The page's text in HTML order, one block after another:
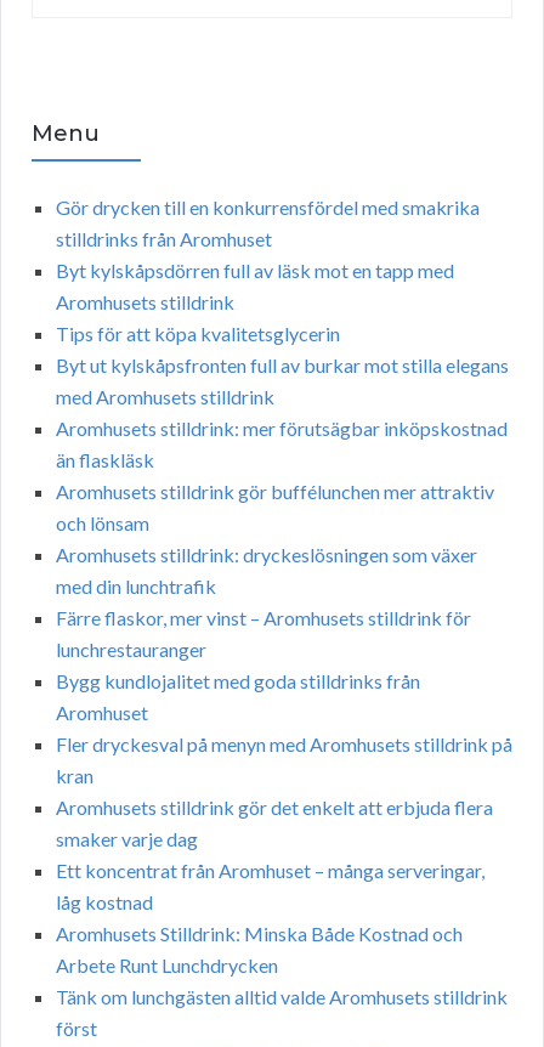
Menu
Gör drycken till en konkurrensfördel med smakrika
stilldrinks från Aromhuset
Byt kylskåpsdörren full av läsk mot en tapp med
Aromhusets stilldrink
Tips för att köpa kvalitetsglycerin
Byt ut kylskåpsfronten full av burkar mot stilla elegans
med Aromhusets stilldrink
Aromhusets stilldrink: mer förutsägbar inköpskostnad
än flaskläsk
Aromhusets stilldrink gör buffélunchen mer attraktiv
och lönsam
Aromhusets stilldrink: dryckeslösningen som växer
med din lunchtrafik
Färre flaskor, mer vinst – Aromhusets stilldrink för
lunchrestauranger
Bygg kundlojalitet med goda stilldrinks från
Aromhuset
Fler dryckesval på menyn med Aromhusets stilldrink på
kran
Aromhusets stilldrink gör det enkelt att erbjuda flera
smaker varje dag
Ett koncentrat från Aromhuset – många serveringar,
låg kostnad
Aromhusets Stilldrink: Minska Både Kostnad och
Arbete Runt Lunchdrycken
Tänk om lunchgästen alltid valde Aromhusets stilldrink
först